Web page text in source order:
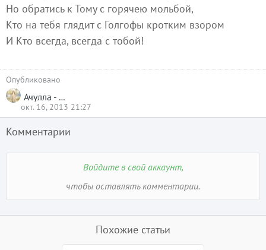
Но обратись к Тому с горячею мольбой,
Кто на тебя глядит с Голгофы кротким взором
И Кто всегда, всегда с тобой!
Опубликовано
Ачулла - Тасачена
окт. 16, 2013 21:27
Комментарии
Войдите в свой аккаунт,
чтобы оставлять комментарии.
Похожие статьи